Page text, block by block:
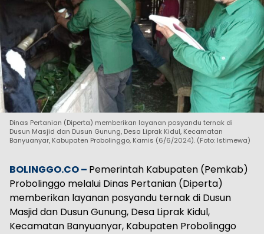
Dinas Pertanian (Diperta) memberikan layanan posyandu ternak di
Dusun Masjid dan Dusun Gunung, Desa Liprak Kidul, Kecamatan
Banyuanyar, Kabupaten Probolinggo, Kamis (6/6/2024). (Foto: Istimewa)
BOLINGGO.CO – Pemerintah Kabupaten (Pemkab)
Probolinggo melalui Dinas Pertanian (Diperta)
memberikan layanan posyandu ternak di Dusun
Masjid dan Dusun Gunung, Desa Liprak Kidul,
Kecamatan Banyuanyar, Kabupaten Probolinggo